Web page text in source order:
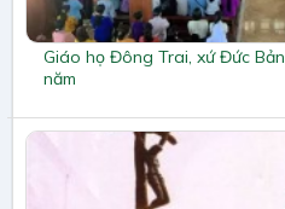
Giáo họ Đông Trai, xứ Đức
năm